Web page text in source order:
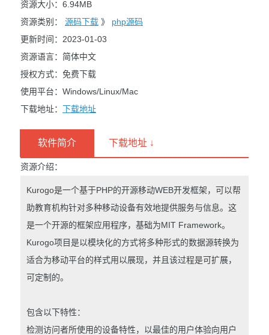
资源大小：6.94MB
资源类别： 源码下载 》 php源码
更新时间：2023-01-03
资源语言：简体中文
授权方式：免费下载
使用平台：Windows/Linux/Mac
下载地址： 下载地址
软件简介 下载地址 ↓
资源介绍：
Kurogo是一个基于PHP的开源移动WEB开发框架，可以帮
助教育机构针对多种移动设备有效地提供服务与信息。这
是一个开源的框架应用程序，基础为MIT Framework。
Kurogo项目是以模块化的方式将多种形式的数据源转换为
适合为移动平台的样式用以展现，并且该过程是可扩展，
可定制的。
包含以下特性：
检测访问者所使用的设备特性，以最佳的用户体验向用户